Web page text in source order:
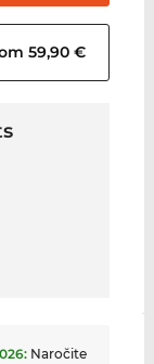
59,90 €
: Naročite